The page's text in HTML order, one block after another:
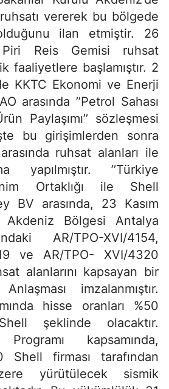
ruhsatı vererek bu bölgede
ilan etmiştir. 26
Piri Reis Gemisi ruhsat
faaliyetlere başlamıştır. 2
KKTC Ekonomi ve Enerji
arasında ’’Petrol Sahası
Paylaşımı’’ sözleşmesi
bu girişimlerden sonra
ruhsat alanları ile
yapılmıştır. ’’Türkiye
Ortaklığı ile Shell
BV arasında, 23 Kasım
Akdeniz Bölgesi Antalya
AR/TPO-XVI/4154,
ve AR/TPO- XVI/4320
alanlarını kapsayan bir
imzalanmıştır.
hisse oranları %50
şeklinde olacaktır.
kapsamında,
Shell firması tarafından
yürütülecek sismik